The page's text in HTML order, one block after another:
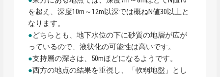
を超え、深度10m～12m以深では概ねN値30以上と
なります。
●どちらとも、地下水位の下に砂質の地層が広が
っているので、液状化の可能性は高いです。
●支持層の深さは、50mほどになるようです。
●西方の地点の結果を重視し、「軟弱地盤」とし